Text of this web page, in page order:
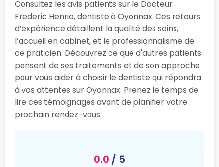
Consultez les avis patients sur le Docteur
Frederic Henrio, dentiste à Oyonnax. Ces retours
d’expérience détaillent la qualité des soins,
l’accueil en cabinet, et le professionnalisme de
ce praticien. Découvrez ce que d'autres patients
pensent de ses traitements et de son approche
pour vous aider à choisir le dentiste qui répondra
à vos attentes sur Oyonnax. Prenez le temps de
lire ces témoignages avant de planifier votre
prochain rendez-vous.
0.0 / 5